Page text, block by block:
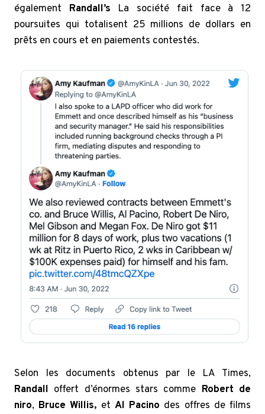
également Randall’s La société fait face à 12
poursuites qui totalisent 25 millions de dollars en
prêts en cours et en paiements contestés.
Selon les documents obtenus par le LA Times,
Randall offert d’énormes stars comme Robert de
niro, Bruce Willis, et Al Pacino des offres de films